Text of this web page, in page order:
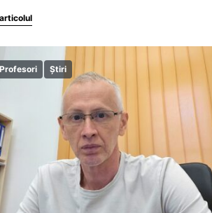
Profesori Știri